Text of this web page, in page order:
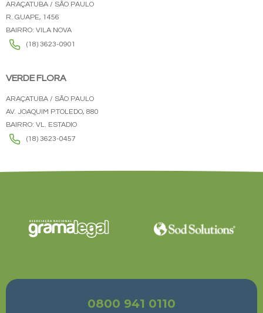
ARAÇATUBA / SÃO PAULO
R. GUAPE, 1456
BAIRRO: VILA NOVA
(18) 3623-0901
VERDE FLORA
ARAÇATUBA / SÃO PAULO
AV. JOAQUIM P.TOLEDO, 880
BAIRRO: VL. ESTADIO
(18) 3623-0457
0800 941 0110